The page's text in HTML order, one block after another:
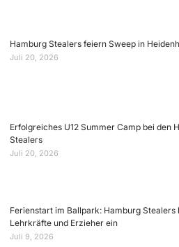
Hamburg Stealers feiern Sweep in
Juli 20, 2026
Erfolgreiches U12 Summer Camp bei den
Stealers
Juli 20, 2026
Ferienstart im Ballpark: Hamburg Stealers
Lehrkräfte und Erzieher ein
Juli 9, 2026